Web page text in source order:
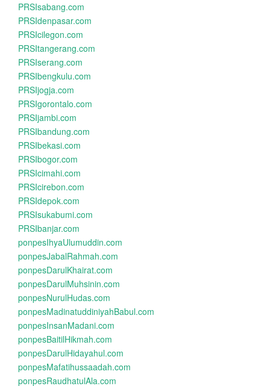
PRSIsabang.com
PRSIdenpasar.com
PRSIcilegon.com
PRSItangerang.com
PRSIserang.com
PRSIbengkulu.com
PRSIjogja.com
PRSIgorontalo.com
PRSIjambi.com
PRSIbandung.com
PRSIbekasi.com
PRSIbogor.com
PRSIcimahi.com
PRSIcirebon.com
PRSIdepok.com
PRSIsukabumi.com
PRSIbanjar.com
ponpesIhyaUlumuddin.com
ponpesJabalRahmah.com
ponpesDarulKhairat.com
ponpesDarulMuhsinin.com
ponpesNurulHudas.com
ponpesMadinatuddiniyahBabul.com
ponpesInsanMadani.com
ponpesBaitilHikmah.com
ponpesDarulHidayahul.com
ponpesMafatihussaadah.com
ponpesRaudhatulAla.com